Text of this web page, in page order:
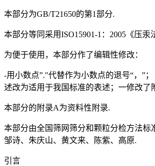
本部分为GB/T21650的第1部分.
本部分等同采用ISO15901-1：2005《压
为便于使用，本部分作了编辑性修改：
-用小数点”."代替作为小数点的退号“，”；
述改为适用于我国标准的表述；一修改
本部分的附录A为资料性附录.
本部分由全国筛网筛分和颗粒分检方法标
邹诗、朱庆山、黄文来、陈紫、高原.
引言